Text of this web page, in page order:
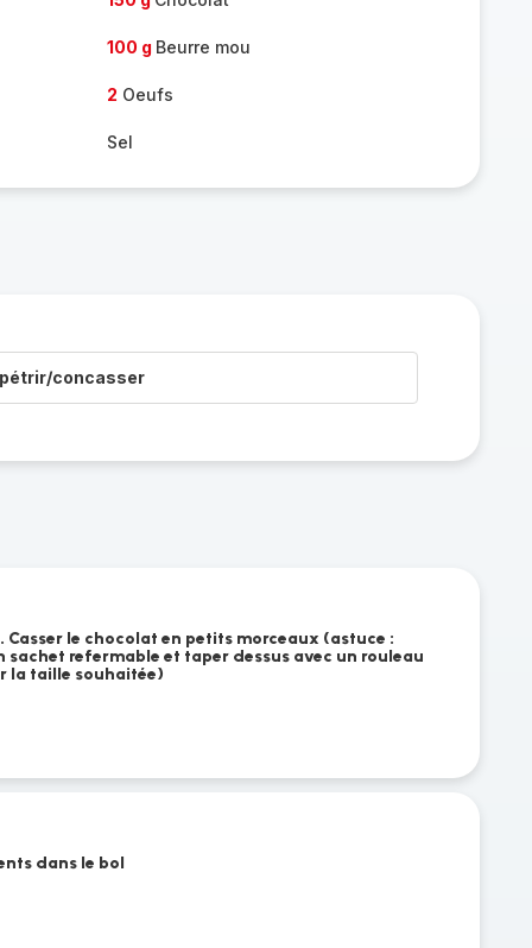
100 g Beurre mou
2 Oeufs
Sel
concasser
Casser le chocolat en petits morceaux (astuce :
sachet refermable et taper dessus avec un rouleau
la taille souhaitée)
dans le bol